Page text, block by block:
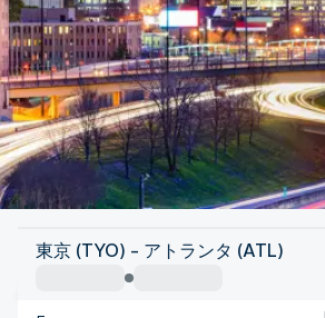
United States Of America
Atlanta
東京 (TYO) - アトランタ (ATL)